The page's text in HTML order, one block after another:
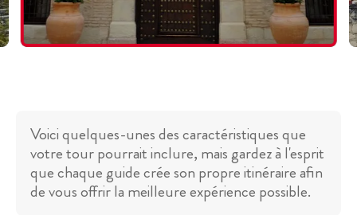
Voici quelques-unes des caractéristiques que
votre tour pourrait inclure, mais gardez à l'esprit
que chaque guide crée son propre itinéraire afin
de vous offrir la meilleure expérience possible.